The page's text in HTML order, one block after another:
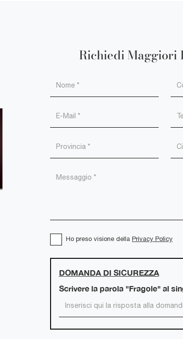
Richiedi Maggiori
Ho preso visione della Privacy Policy
DOMANDA DI SICUREZZA
Scrivere la parola "Fragole" al